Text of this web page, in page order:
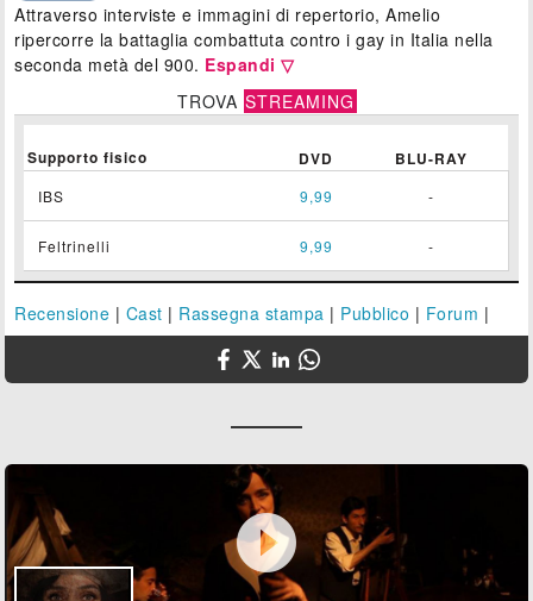
Attraverso interviste e immagini di repertorio, Amelio
ripercorre la battaglia combattuta contro i gay in Italia nella
seconda metà del 900. Espandi ▽
TROVA STREAMING
Supporto fisico DVD BLU-RAY
IBS 9,99 -
Feltrinelli 9,99 -
Recensione | Cast | Rassegna stampa | Pubblico | Forum |
